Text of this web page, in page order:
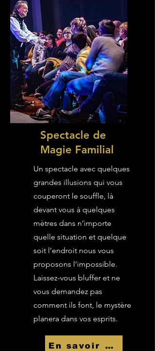
Spectacle de
Magie Familial
Un spectacle avec quelques
grandes illusions qui vous
couperont le souffle, là
devant vous à quelques
mètres dans n’importe
quelle situation et quelque
soit l’endroit nous vous
proposons l’impossible.
Laissez-vous bluffer et ne
vous demandez pas
comment ils font, le mystère
planera dans vos esprits.
En savoir Plus